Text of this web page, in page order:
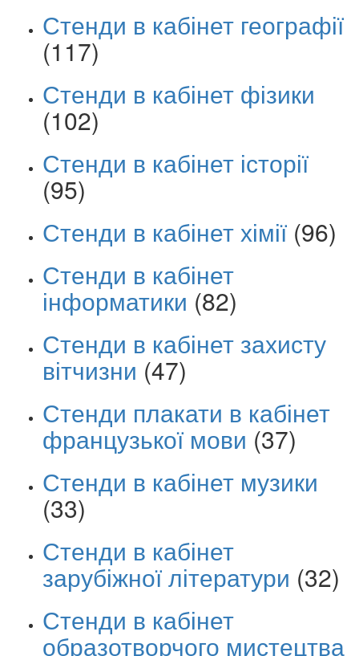
Стенди в кабінет географії
(117)
Стенди в кабінет фізики
(102)
Стенди в кабінет історії
(95)
Стенди в кабінет хімії (96)
Стенди в кабінет
інформатики (82)
Стенди в кабінет захисту
вітчизни (47)
Стенди плакати в кабінет
французької мови (37)
Стенди в кабінет музики
(33)
Стенди в кабінет
зарубіжної літератури (32)
Стенди в кабінет
образотворчого мистецтва